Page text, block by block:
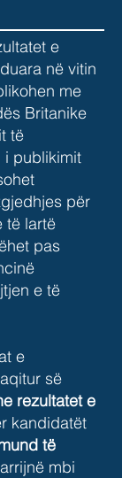
e
në vitin
me
Britanike
të
i publikimit
për
të lartë
pas
e të
e
së
rezultatet e
kandidatët
të
mbi